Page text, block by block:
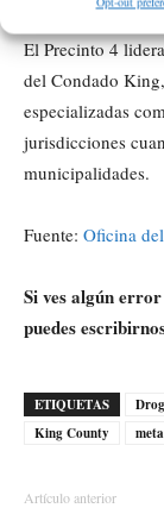
El Precinto 4
del Condado
especializadas
jurisdicciones
municipalidades.
Fuente: Oficina
Si ves algún
puedes
ETIQUETAS
King County
Artículo anterior